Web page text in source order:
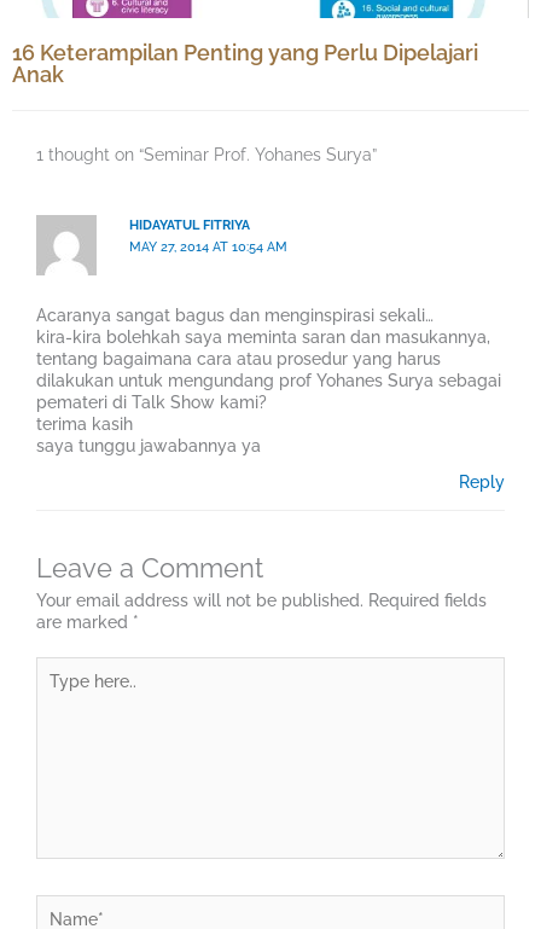
16 Keterampilan Penting yang Perlu Dipelajari
Anak
1 thought on “Seminar Prof. Yohanes Surya”
HIDAYATUL FITRIYA
MAY 27, 2014 AT 10:54 AM
Acaranya sangat bagus dan menginspirasi sekali…
kira-kira bolehkah saya meminta saran dan masukannya,
tentang bagaimana cara atau prosedur yang harus
dilakukan untuk mengundang prof Yohanes Surya sebagai
pemateri di Talk Show kami?
terima kasih
saya tunggu jawabannya ya
Reply
Leave a Comment
Your email address will not be published. Required fields
are marked *
here..